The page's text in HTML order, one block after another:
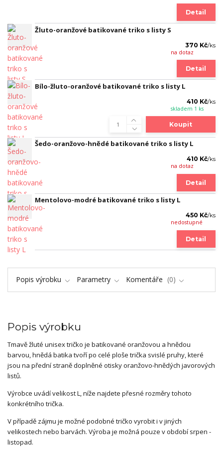
Detail
Žluto-oranžové batikované triko s listy S
370 Kč/ks
na dotaz
Detail
Bílo-žluto-oranžové batikované triko s listy L
410 Kč/ks
skladem 1 ks
Koupit
Šedo-oranžovo-hnědé batikované triko s listy L
410 Kč/ks
na dotaz
Detail
Mentolovo-modré batikované triko s listy L
450 Kč/ks
nedostupné
Detail
Popis výrobku Parametry Komentáře 0
Popis výrobku
Tmavě žluté unisex tričko je batikované oranžovou a hnědou
barvou, hnědá batika tvoří po celé ploše trička svislé pruhy, které
jsou na přední straně doplněné otisky oranžovo-hnědých javorových
listů.
Výrobce uvádí velikost L, níže najdete přesné rozměry tohoto
konkrétního trička.
V případě zájmu je možné podobné tričko vyrobit i v jiných
velikostech nebo barvách. Výroba je možná pouze v období srpen -
listopad.